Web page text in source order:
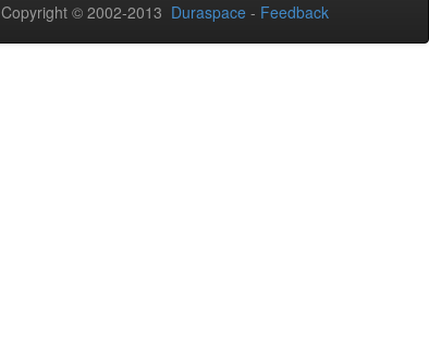
Copyright © 2002-2013 Duraspace - Feedback